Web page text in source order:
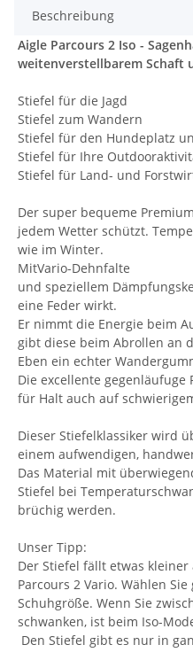
Beschreibung
Aigle Parcours 2 Iso -
weitenverstellbarem Schaft
Stiefel für die Jagd
Stiefel zum Wandern
Stiefel für den Hundeplatz
Stiefel für Ihre
Stiefel für Land- und
Der super bequeme
jedem Wetter schützt.
wie im Winter.
MitVario-Dehnfalte
und speziellem
eine Feder wirkt.
Er nimmt die Energie beim
gibt diese beim Abrollen an
Eben ein echter
Die excellente
für Halt auch auf
Dieser Stiefelklassiker wird
einem aufwendigen,
Das Material mit
Stiefel bei
brüchig werden.
Unser Tipp:
Der Stiefel fällt etwas
Parcours 2 Vario. Wählen
Schuhgröße. Wenn Sie
schwanken, ist beim Iso-
Den Stiefel gibt es nur in